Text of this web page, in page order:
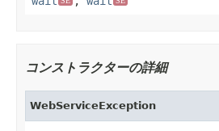
コンストラクターの詳細
WebServiceException